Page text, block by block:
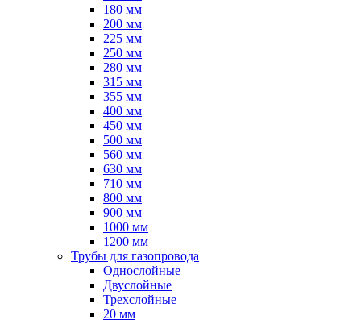
180 мм
200 мм
225 мм
250 мм
280 мм
315 мм
355 мм
400 мм
450 мм
500 мм
560 мм
630 мм
710 мм
800 мм
900 мм
1000 мм
1200 мм
Трубы для газопровода
Однослойные
Двуслойные
Трехслойные
20 мм